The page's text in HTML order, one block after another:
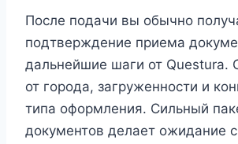
После подачи вы обычно
подтверждение приема
дальнейшие шаги от Questura.
от города, загруженности и
типа оформления. Сильный
документов делает ожидание